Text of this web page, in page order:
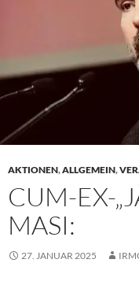
AKTIONEN,ALLGEMEIN,
CUM-EX-
MASI:
27. JANUAR 2025